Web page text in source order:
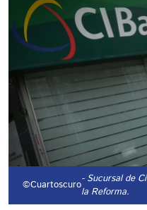
©Cuartoscuro- Sucursal de
la Reforma.